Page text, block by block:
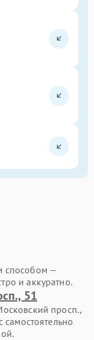
способом —
и аккуратно.
51
просп.,
самостоятельно